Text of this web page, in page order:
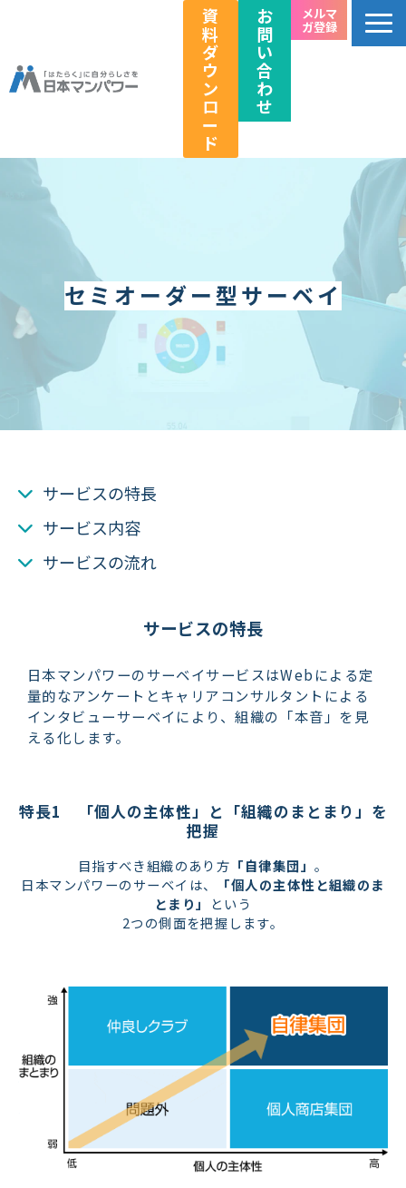
資
料
ダ
ウ
ン
ロ
ー
ド
お
問
い
合
わ
せ
メルマ
ガ登録
キャリアのこれから研究所
企業情報
採用情報
セミオーダー型サーベイ
サービスの特長
サービス内容
サービスの流れ
サービスの特長
日本マンパワーのサーベイサービスはWebによる定
量的なアンケートとキャリアコンサルタントによる
インタビューサーベイにより、組織の「本音」を見
える化します。
特長1　「個人の主体性」と「組織のまとまり」を
把握
目指すべき組織のあり方 「自律集団」。
日本マンパワーのサーベイは、
「個人の主体性と組織のま
とまり」
という
2つの側面を把握します。